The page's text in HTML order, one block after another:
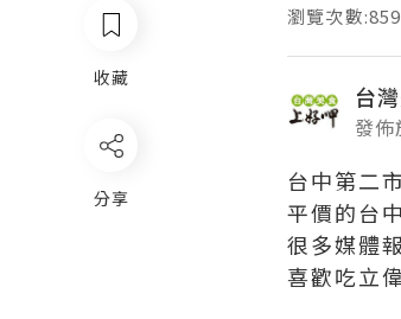
收藏
分享
瀏覽次數:859
台
發
台中第二
平價的台
很多媒體
喜歡吃立